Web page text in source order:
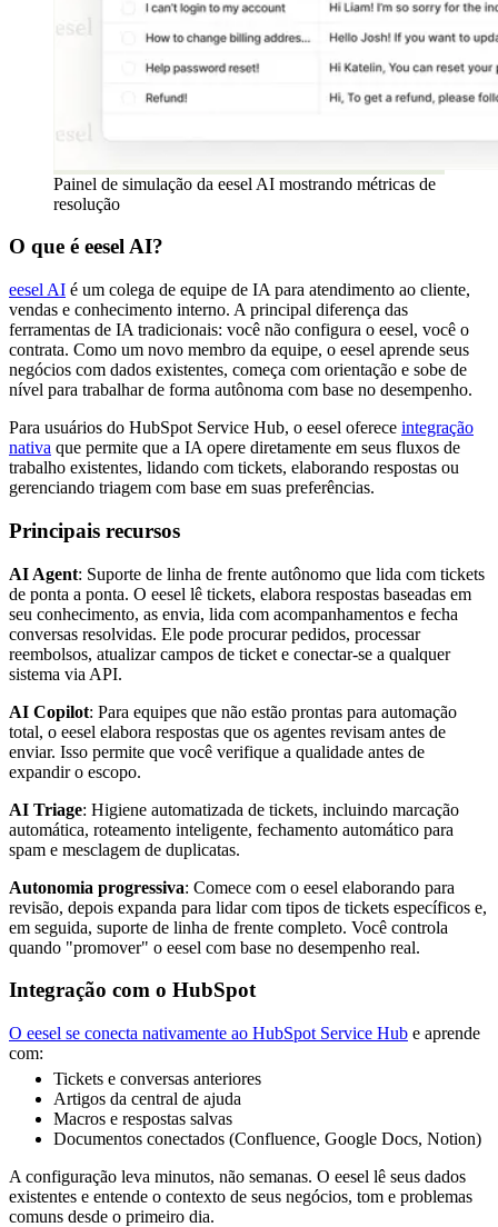
Painel de simulação da eesel AI mostrando métricas de
resolução
O que é eesel AI?
eesel AI é um colega de equipe de IA para atendimento ao cliente,
vendas e conhecimento interno. A principal diferença das
ferramentas de IA tradicionais: você não configura o eesel, você o
contrata. Como um novo membro da equipe, o eesel aprende seus
negócios com dados existentes, começa com orientação e sobe de
nível para trabalhar de forma autônoma com base no desempenho.
Para usuários do HubSpot Service Hub, o eesel oferece integração
nativa que permite que a IA opere diretamente em seus fluxos de
trabalho existentes, lidando com tickets, elaborando respostas ou
gerenciando triagem com base em suas preferências.
Principais recursos
AI Agent: Suporte de linha de frente autônomo que lida com tickets
de ponta a ponta. O eesel lê tickets, elabora respostas baseadas em
seu conhecimento, as envia, lida com acompanhamentos e fecha
conversas resolvidas. Ele pode procurar pedidos, processar
reembolsos, atualizar campos de ticket e conectar-se a qualquer
sistema via API.
AI Copilot: Para equipes que não estão prontas para automação
total, o eesel elabora respostas que os agentes revisam antes de
enviar. Isso permite que você verifique a qualidade antes de
expandir o escopo.
AI Triage: Higiene automatizada de tickets, incluindo marcação
automática, roteamento inteligente, fechamento automático para
spam e mesclagem de duplicatas.
Autonomia progressiva: Comece com o eesel elaborando para
revisão, depois expanda para lidar com tipos de tickets específicos e,
em seguida, suporte de linha de frente completo. Você controla
quando "promover" o eesel com base no desempenho real.
Integração com o HubSpot
O eesel se conecta nativamente ao HubSpot Service Hub e aprende
com:
Tickets e conversas anteriores
Artigos da central de ajuda
Macros e respostas salvas
Documentos conectados (Confluence, Google Docs, Notion)
A configuração leva minutos, não semanas. O eesel lê seus dados
existentes e entende o contexto de seus negócios, tom e problemas
comuns desde o primeiro dia.